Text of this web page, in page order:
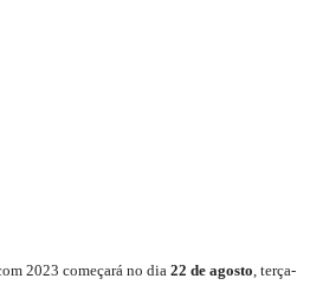
2023 começará no dia 22 de agosto, terça-